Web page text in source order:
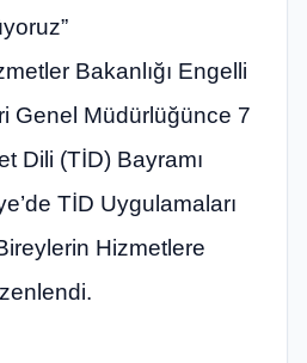
Bakanlığı Engelli
Genel Müdürlüğünce 7
Dili (TİD) Bayramı
TİD Uygulamaları
Hizmetlere